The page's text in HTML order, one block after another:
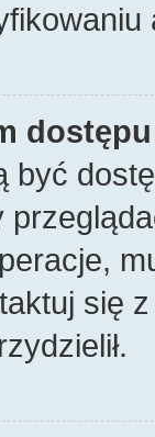
być
się